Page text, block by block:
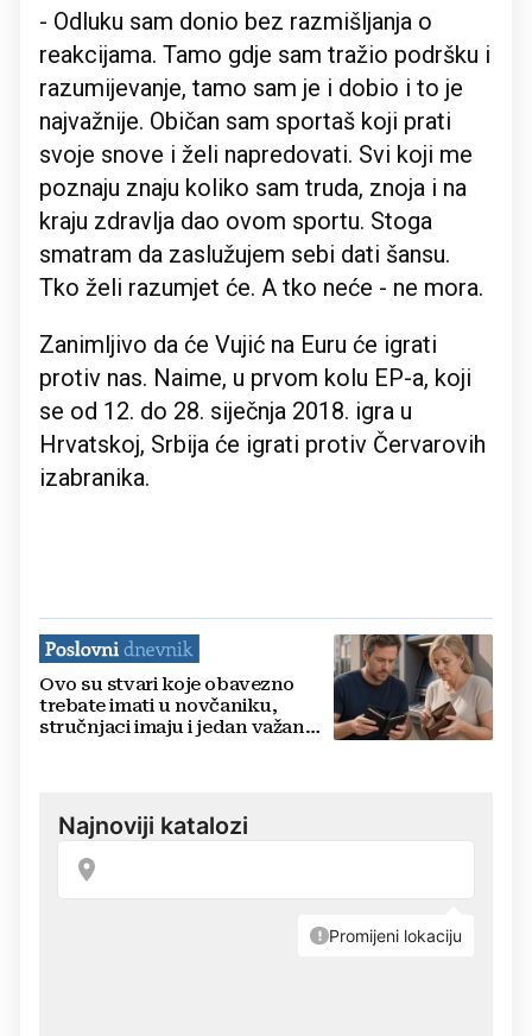
- Odluku sam donio bez razmišljanja o
reakcijama. Tamo gdje sam tražio podršku i
razumijevanje, tamo sam je i dobio i to je
najvažnije. Običan sam sportaš koji prati
svoje snove i želi napredovati. Svi koji me
poznaju znaju koliko sam truda, znoja i na
kraju zdravlja dao ovom sportu. Stoga
smatram da zaslužujem sebi dati šansu.
Tko želi razumjet će. A tko neće - ne mora.
Zanimljivo da će Vujić na Euru će igrati
protiv nas. Naime, u prvom kolu EP-a, koji
se od 12. do 28. siječnja 2018. igra u
Hrvatskoj, Srbija će igrati protiv Červarovih
izabranika.
Ovo su stvari koje obavezno
trebate imati u novčaniku,
stručnjaci imaju i jedan važan